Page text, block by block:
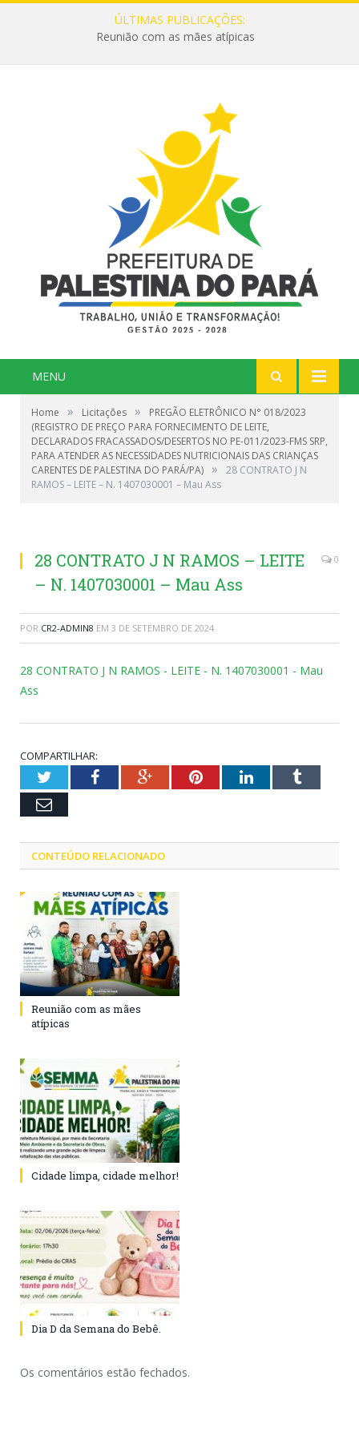
ÚLTIMAS PUBLICAÇÕES:
Reunião com as mães atípicas
MENU
Home » Licitações »
PREGÃO ELETRÔNICO N° 018/2023
(REGISTRO DE PREÇO PARA FORNECIMENTO DE LEITE,
DECLARADOS FRACASSADOS/DESERTOS NO PE-011/2023-FMS SRP,
PARA ATENDER AS NECESSIDADES NUTRICIONAIS DAS CRIANÇAS
CARENTES DE PALESTINA DO PARÁ/PA) »
28 CONTRATO J N
RAMOS – LEITE – N. 1407030001 – Mau Ass
28 CONTRATO J N RAMOS – LEITE
– N. 1407030001 – Mau Ass
0
POR CR2-ADMIN8 EM 3 DE SETEMBRO DE 2024
28 CONTRATO J N RAMOS - LEITE - N. 1407030001 - Mau
Ass
COMPARTILHAR:
TwitterFacebookGoogle+PinterestLinkedInTumblr
Email
CONTEÚDO RELACIONADO
Reunião com as mães
atípicas
Cidade limpa, cidade melhor!
Dia D da Semana do Bebê.
Os comentários estão fechados.